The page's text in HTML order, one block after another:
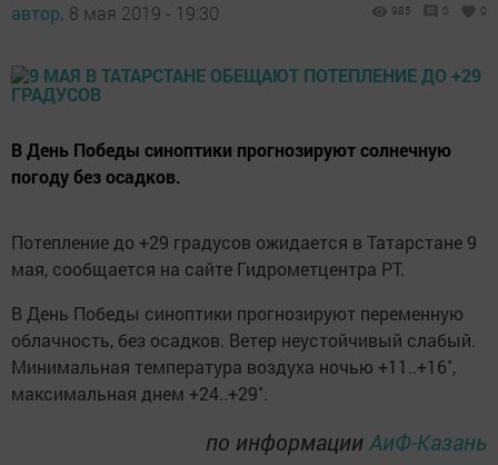
автор, 8 мая 2019 - 19:30 985 0 0
В День Победы синоптики прогнозируют солнечную
погоду без осадков.
Потепление до +29 градусов ожидается в Татарстане 9
мая, сообщается на сайте Гидрометцентра РТ.
В День Победы синоптики прогнозируют переменную
облачность, без осадков. Ветер неустойчивый слабый.
Минимальная температура воздуха ночью +11..+16˚,
максимальная днем +24..+29˚.
по информацииАиФ-Казань